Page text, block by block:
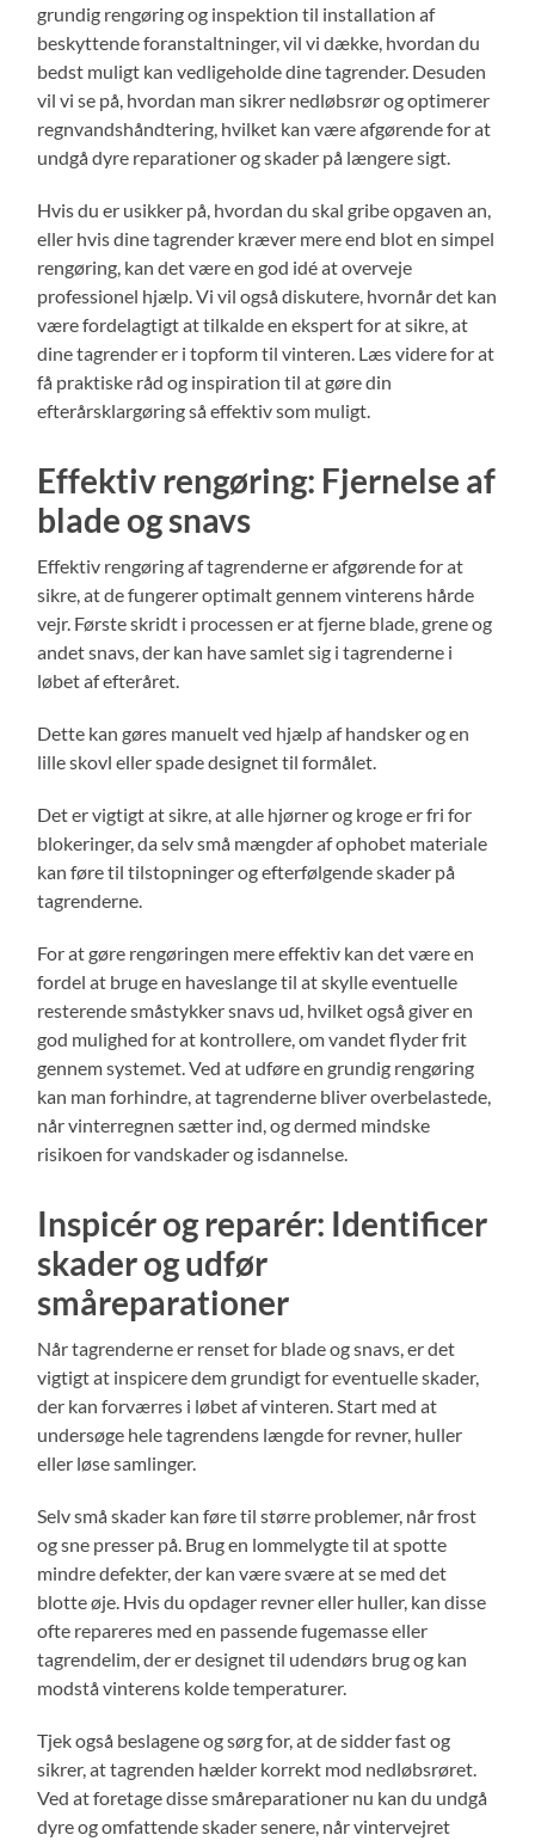
grundig rengøring og inspektion til installation af
beskyttende foranstaltninger, vil vi dække, hvordan du
bedst muligt kan vedligeholde dine tagrender. Desuden
vil vi se på, hvordan man sikrer nedløbsrør og optimerer
regnvandshåndtering, hvilket kan være afgørende for at
undgå dyre reparationer og skader på længere sigt.
Hvis du er usikker på, hvordan du skal gribe opgaven an,
eller hvis dine tagrender kræver mere end blot en simpel
rengøring, kan det være en god idé at overveje
professionel hjælp. Vi vil også diskutere, hvornår det kan
være fordelagtigt at tilkalde en ekspert for at sikre, at
dine tagrender er i topform til vinteren. Læs videre for at
få praktiske råd og inspiration til at gøre din
efterårsklargøring så effektiv som muligt.
Effektiv rengøring: Fjernelse af
blade og snavs
Effektiv rengøring af tagrenderne er afgørende for at
sikre, at de fungerer optimalt gennem vinterens hårde
vejr. Første skridt i processen er at fjerne blade, grene og
andet snavs, der kan have samlet sig i tagrenderne i
løbet af efteråret.
Dette kan gøres manuelt ved hjælp af handsker og en
lille skovl eller spade designet til formålet.
Det er vigtigt at sikre, at alle hjørner og kroge er fri for
blokeringer, da selv små mængder af ophobet materiale
kan føre til tilstopninger og efterfølgende skader på
tagrenderne.
For at gøre rengøringen mere effektiv kan det være en
fordel at bruge en haveslange til at skylle eventuelle
resterende småstykker snavs ud, hvilket også giver en
god mulighed for at kontrollere, om vandet flyder frit
gennem systemet. Ved at udføre en grundig rengøring
kan man forhindre, at tagrenderne bliver overbelastede,
når vinterregnen sætter ind, og dermed mindske
risikoen for vandskader og isdannelse.
Inspicér og reparér: Identificer
skader og udfør
småreparationer
Når tagrenderne er renset for blade og snavs, er det
vigtigt at inspicere dem grundigt for eventuelle skader,
der kan forværres i løbet af vinteren. Start med at
undersøge hele tagrendens længde for revner, huller
eller løse samlinger.
Selv små skader kan føre til større problemer, når frost
og sne presser på. Brug en lommelygte til at spotte
mindre defekter, der kan være svære at se med det
blotte øje. Hvis du opdager revner eller huller, kan disse
ofte repareres med en passende fugemasse eller
tagrendelim, der er designet til udendørs brug og kan
modstå vinterens kolde temperaturer.
Tjek også beslagene og sørg for, at de sidder fast og
sikrer, at tagrenden hælder korrekt mod nedløbsrøret.
Ved at foretage disse småreparationer nu kan du undgå
dyre og omfattende skader senere, når vintervejret